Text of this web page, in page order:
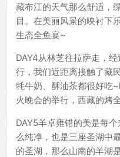
藏布江的天气那么舒适，
目。在美丽风景的映衬下
生态全鱼宴~
DAY4从林芝往拉萨走，
行，我们近距离接触了藏
牦牛奶、酥油茶都很好吃
火晚会的举行，西藏的烤
DAY5羊卓雍错的美是每
么纯净，也是三座圣湖中
的圣湖，那么山南的羊湖